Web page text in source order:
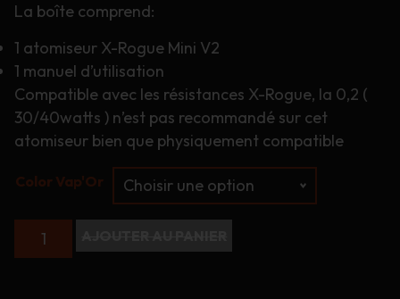
La boîte comprend:
1 atomiseur X-Rogue Mini V2
1 manuel d’utilisation
Compatible avec les résistances X-Rogue, la 0,2 (
30/40watts ) n’est pas recommandé sur cet
atomiseur bien que physiquement compatible
Color Vap'Or
X-